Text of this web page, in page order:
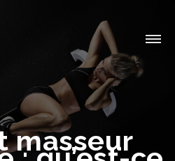
masseur